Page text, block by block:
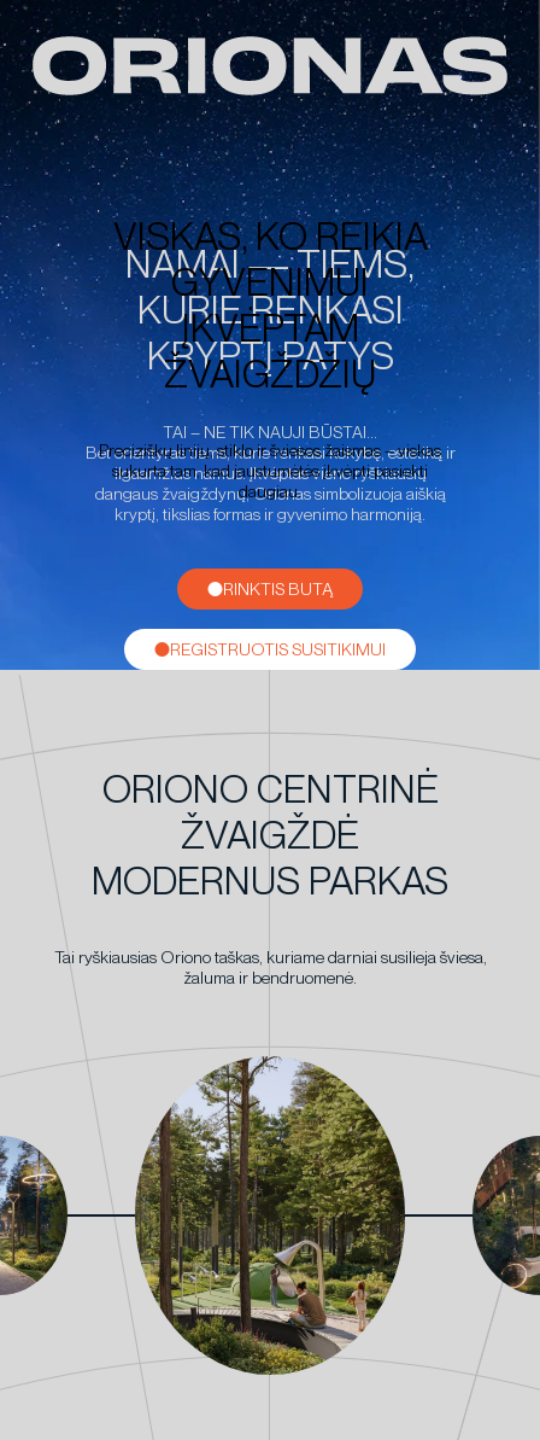
Skip
to
content
NAMAI — TIEMS,
KURIE RENKASI
KRYPTĮ PATYS
TAI – NE TIK NAUJI BŪSTAI…
Bet orientyras tiems, kurie renkasi kokybę, estetiką ir
ilgaamžius namus. Įkvėptas vieno ryškiausių
dangaus žvaigždynų, Orionas simbolizuoja aiškią
kryptį, tikslias formas ir gyvenimo harmoniją.
RINKTIS BUTĄ
REGISTRUOTIS SUSITIKIMUI
VISKAS, KO REIKIA
GYVENIMUI
ĮKVĖPTAM
ŽVAIGŽDŽIŲ
Preciziškų linijų, stiklo ir šviesos žaismas – viskas
sukurta tam, kad jaustumėtės įkvėpti pasiekti
daugiau.
ORIONO CENTRINĖ
ŽVAIGŽDĖ
MODERNUS PARKAS
Tai ryškiausias Oriono taškas, kuriame darniai susilieja šviesa,
žaluma ir bendruomenė.